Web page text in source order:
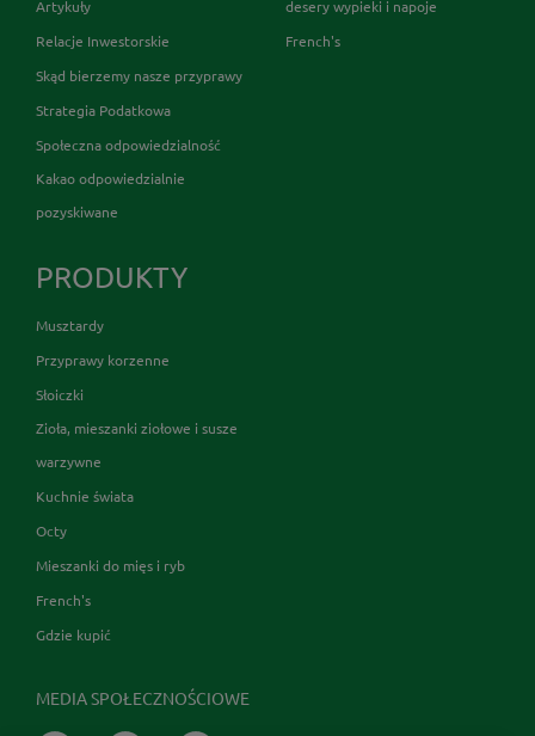
Artykuły
Relacje Inwestorskie
Skąd bierzemy nasze przyprawy
Strategia Podatkowa
Społeczna odpowiedzialność
Kakao odpowiedzialnie
pozyskiwane
desery wypieki i napoje
French's
PRODUKTY
Musztardy
Przyprawy korzenne
Słoiczki
Zioła, mieszanki ziołowe i susze
warzywne
Kuchnie świata
Octy
Mieszanki do mięs i ryb
French's
Gdzie kupić
MEDIA SPOŁECZNOŚCIOWE